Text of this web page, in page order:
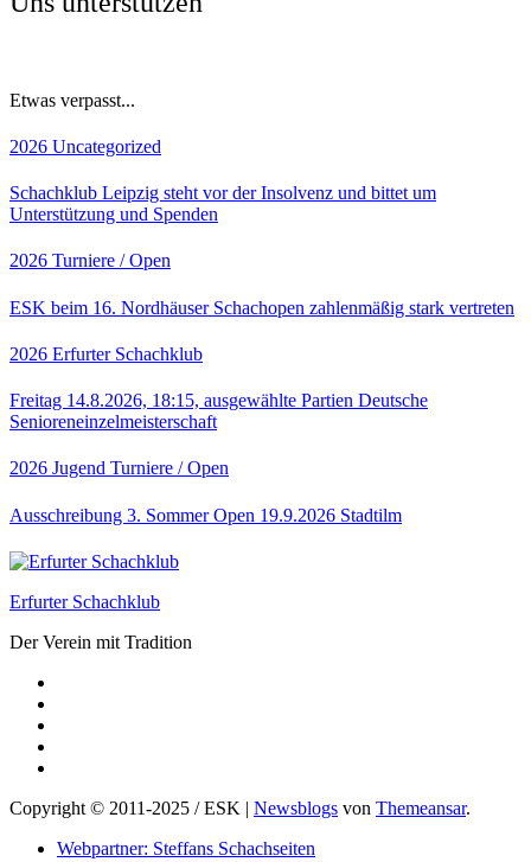
Etwas verpasst...
2026 Uncategorized
Schachklub Leipzig steht vor der Insolvenz und bittet um
Unterstützung und Spenden
2026 Turniere / Open
ESK beim 16. Nordhäuser Schachopen zahlenmäßig stark vertreten
2026 Erfurter Schachklub
Freitag 14.8.2026, 18:15, ausgewählte Partien Deutsche
Senioreneinzelmeisterschaft
2026 Jugend Turniere / Open
Ausschreibung 3. Sommer Open 19.9.2026 Stadtilm
Erfurter Schachklub
Der Verein mit Tradition
Copyright © 2011-2025 / ESK | Newsblogs von Themeansar.
Webpartner: Steffans Schachseiten